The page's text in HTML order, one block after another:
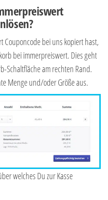
bei uns kopiert hast,
bei immerpreiswert. Dies geht
Schaltfläche am rechten Rand.
Menge und/oder Größe aus.
welches Du zur Kasse